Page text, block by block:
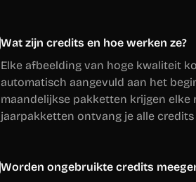
Wat zijn credits en hoe werken ze?
Elke afbeelding van hoge kwaliteit
automatisch aangevuld aan het
maandelijkse pakketten krijgen elke
jaarpakketten ontvang je alle
Worden ongebruikte credits